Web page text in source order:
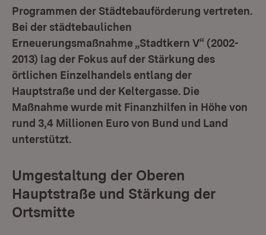
Programmen der Städtebauförderung vertreten.
Bei der städtebaulichen
Erneuerungsmaßnahme „Stadtkern V“ (2002-
2013) lag der Fokus auf der Stärkung des
örtlichen Einzelhandels entlang der
Hauptstraße und der Keltergasse. Die
Maßnahme wurde mit Finanzhilfen in Höhe von
rund 3,4 Millionen Euro von Bund und Land
unterstützt.
Umgestaltung der Oberen
Hauptstraße und Stärkung der
Ortsmitte